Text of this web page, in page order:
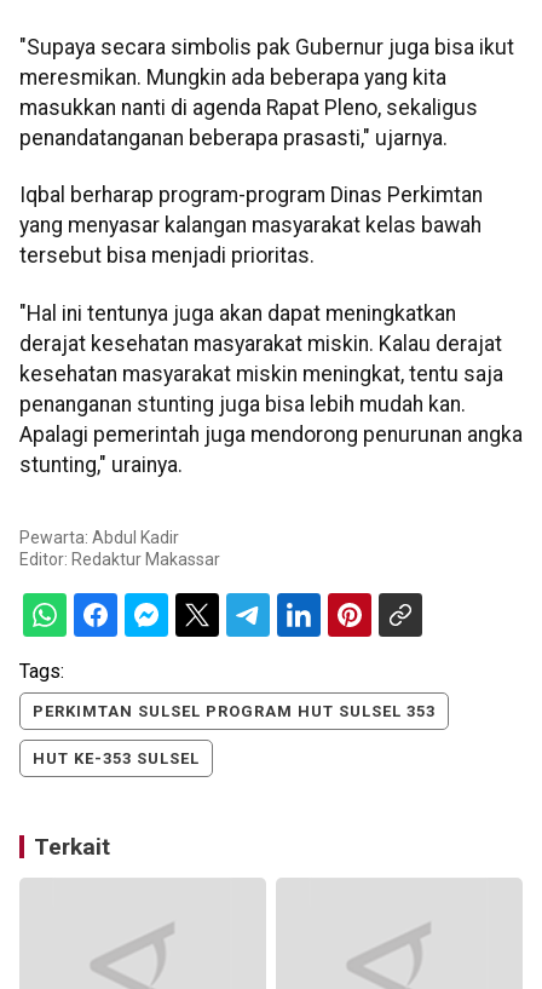
"Supaya secara simbolis pak Gubernur juga bisa ikut
meresmikan. Mungkin ada beberapa yang kita
masukkan nanti di agenda Rapat Pleno, sekaligus
penandatanganan beberapa prasasti," ujarnya.
Iqbal berharap program-program Dinas Perkimtan
yang menyasar kalangan masyarakat kelas bawah
tersebut bisa menjadi prioritas.
"Hal ini tentunya juga akan dapat meningkatkan
derajat kesehatan masyarakat miskin. Kalau derajat
kesehatan masyarakat miskin meningkat, tentu saja
penanganan stunting juga bisa lebih mudah kan.
Apalagi pemerintah juga mendorong penurunan angka
stunting," urainya.
Pewarta: Abdul Kadir
Editor: Redaktur Makassar
Tags:
PERKIMTAN SULSEL PROGRAM HUT SULSEL 353
HUT KE-353 SULSEL
Terkait